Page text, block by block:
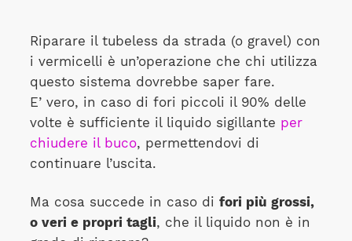
Riparare il tubeless da strada (o gravel) con
i vermicelli è un’operazione che chi utilizza
questo sistema dovrebbe saper fare.
E’ vero, in caso di fori piccoli il 90% delle
volte è sufficiente il liquido sigillante per
chiudere il buco, permettendovi di
continuare l’uscita.
Ma cosa succede in caso di fori più grossi,
o veri e propri tagli, che il liquido non è in